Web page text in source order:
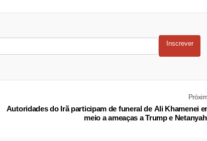
Inscrever
Autoridades do Irã participam de funeral de Ali Khamenei
meio a ameaças a Trump e